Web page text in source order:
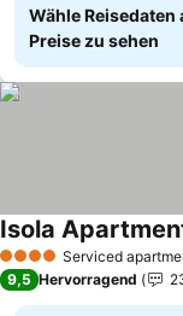
Wähle Reisedaten
Preise zu sehen
4 Sterne Serviced
Isola
9,5 Hervorragend